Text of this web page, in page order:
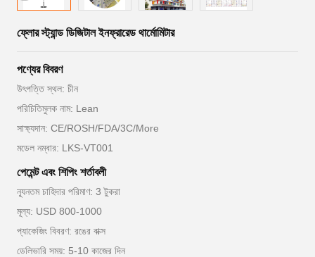
ফ্লোর স্ট্যান্ড ডিজিটাল ইনফ্রারেড থার্মোমিটার
পণ্যের বিবরণ
উৎপত্তি স্থল: চীন
পরিচিতিমুলক নাম: Lean
সাক্ষ্যদান: CE/ROSH/FDA/3C/More
মডেল নম্বার: LKS-VT001
পেমেন্ট এবং শিপিং শর্তাবলী
ন্যূনতম চাহিদার পরিমাণ: 3 টুকরা
মূল্য: USD 800-1000
প্যাকেজিং বিবরণ: রঙের বাক্স
ডেলিভারি সময়: 5-10 কাজের দিন